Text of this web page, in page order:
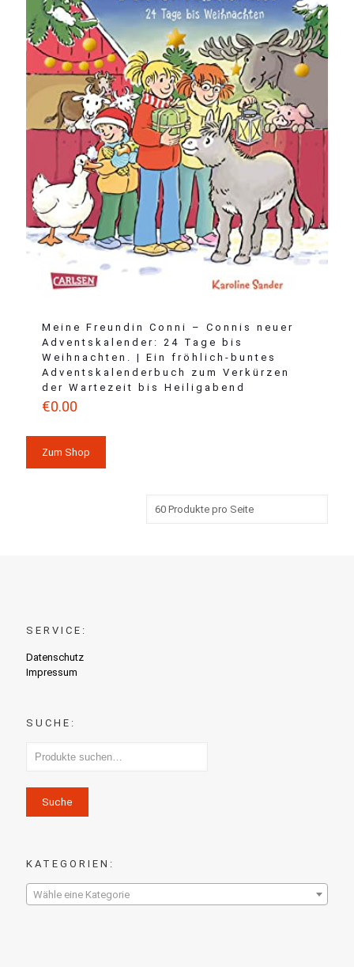
Meine Freundin Conni – Connis neuer
Adventskalender: 24 Tage bis
Weihnachten. | Ein fröhlich-buntes
Adventskalenderbuch zum Verkürzen
der Wartezeit bis Heiligabend
€0.00
Zum Shop
SERVICE:
Datenschutz
Impressum
SUCHE:
Suche
KATEGORIEN:
Wähle eine Kategorie